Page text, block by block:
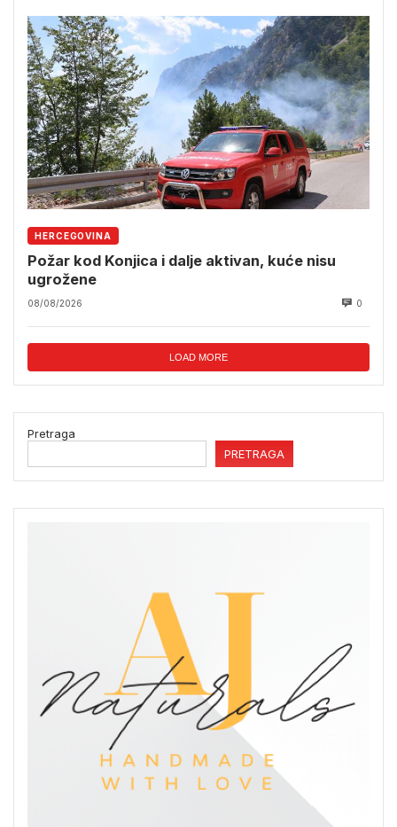
HERCEGOVINA
Požar kod Konjica i dalje aktivan, kuće nisu
ugrožene
08/08/2026 0
LOAD MORE
Pretraga
PRETRAGA